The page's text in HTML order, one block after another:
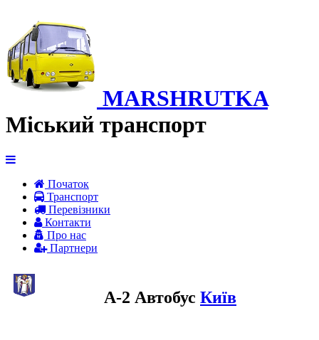
MARSHRUTKA
Міський транспорт
Початок
Транспорт
Перевiзники
Контакти
Про нас
Партнери
A-2 Автобус Київ